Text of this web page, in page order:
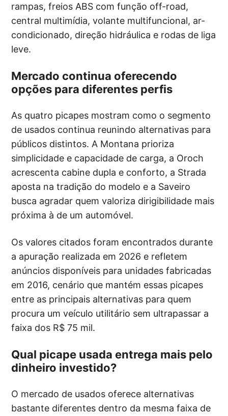
rampas, freios ABS com função off-road,
central multimídia, volante multifuncional, ar-
condicionado, direção hidráulica e rodas de liga
leve.
Mercado continua oferecendo
opções para diferentes perfis
As quatro picapes mostram como o segmento
de usados continua reunindo alternativas para
públicos distintos. A Montana prioriza
simplicidade e capacidade de carga, a Oroch
acrescenta cabine dupla e conforto, a Strada
aposta na tradição do modelo e a Saveiro
busca agradar quem valoriza dirigibilidade mais
próxima à de um automóvel.
Os valores citados foram encontrados durante
a apuração realizada em 2026 e refletem
anúncios disponíveis para unidades fabricadas
em 2016, cenário que mantém essas picapes
entre as principais alternativas para quem
procura um veículo utilitário sem ultrapassar a
faixa dos R$ 75 mil.
Qual picape usada entrega mais pelo
dinheiro investido?
O mercado de usados oferece alternativas
bastante diferentes dentro da mesma faixa de